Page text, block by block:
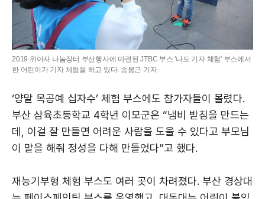
2019 위아자 나눔장터 부산행사에 마련된 JTBC 부스 '나도 기자 체험' 부스에서
한 어린이가 기자 체험을 하고 있다. 송봉근 기자
‘양말 목공예 십자수’ 체험 부스에도 참가자들이 몰렸다.
부산 삼육초등학교 4학년 이모군은 “냄비 받침을 만드는
데, 이걸 잘 만들면 어려운 사람을 도울 수 있다고 부모님
이 말을 해줘 정성을 다해 만들었다”고 했다.
재능기부형 체험 부스도 여러 곳이 차려졌다. 부산 경상대